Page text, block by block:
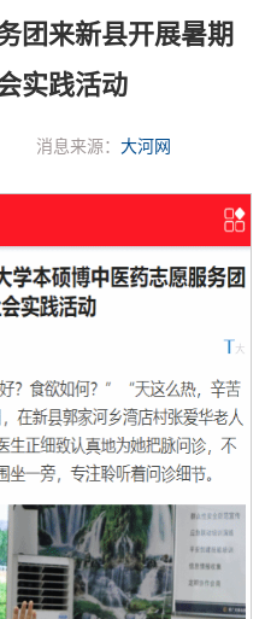
团来新县开展暑期
实践活动
消息来源： 大河网